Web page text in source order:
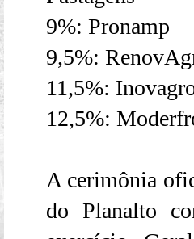
9%: Pronamp
9,5%:
11,5%:
12,5%:
A cerimônia
do Planalto